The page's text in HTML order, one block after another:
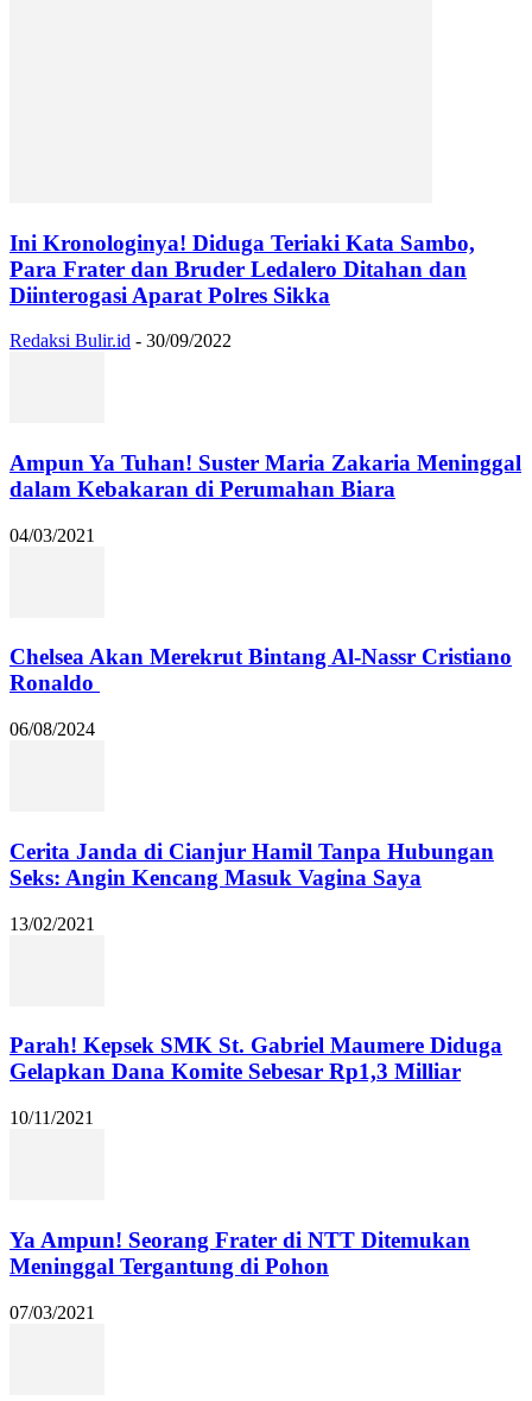
Ini Kronologinya! Diduga Teriaki Kata Sambo,
Para Frater dan Bruder Ledalero Ditahan dan
Diinterogasi Aparat Polres Sikka
Redaksi Bulir.id - 30/09/2022
Ampun Ya Tuhan! Suster Maria Zakaria Meninggal
dalam Kebakaran di Perumahan Biara
04/03/2021
Chelsea Akan Merekrut Bintang Al-Nassr Cristiano
Ronaldo
06/08/2024
Cerita Janda di Cianjur Hamil Tanpa Hubungan
Seks: Angin Kencang Masuk Vagina Saya
13/02/2021
Parah! Kepsek SMK St. Gabriel Maumere Diduga
Gelapkan Dana Komite Sebesar Rp1,3 Milliar
10/11/2021
Ya Ampun! Seorang Frater di NTT Ditemukan
Meninggal Tergantung di Pohon
07/03/2021